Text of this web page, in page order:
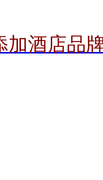
加酒店品